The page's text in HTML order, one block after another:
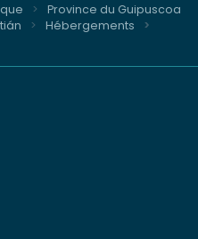
Province du Guipuscoa
Hébergements